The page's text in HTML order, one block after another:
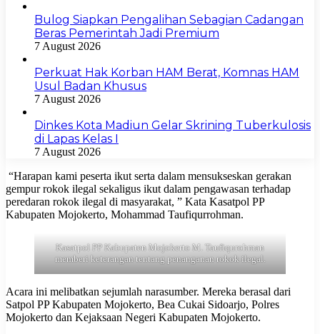
Bulog Siapkan Pengalihan Sebagian Cadangan
Beras Pemerintah Jadi Premium
7 August 2026
Perkuat Hak Korban HAM Berat, Komnas HAM
Usul Badan Khusus
7 August 2026
Dinkes Kota Madiun Gelar Skrining Tuberkulosis
di Lapas Kelas I
7 August 2026
“Harapan kami peserta ikut serta dalam mensukseskan gerakan
gempur rokok ilegal sekaligus ikut dalam pengawasan terhadap
peredaran rokok ilegal di masyarakat, ” Kata Kasatpol PP
Kabupaten Mojokerto, Mohammad Taufiqurrohman.
Kasatpol PP Kabupaten Mojokerto M. Taufiqurohman
memberi keterangan tentang penanganan rokok ilegal.
Acara ini melibatkan sejumlah narasumber. Mereka berasal dari
Satpol PP Kabupaten Mojokerto, Bea Cukai Sidoarjo, Polres
Mojokerto dan Kejaksaan Negeri Kabupaten Mojokerto.